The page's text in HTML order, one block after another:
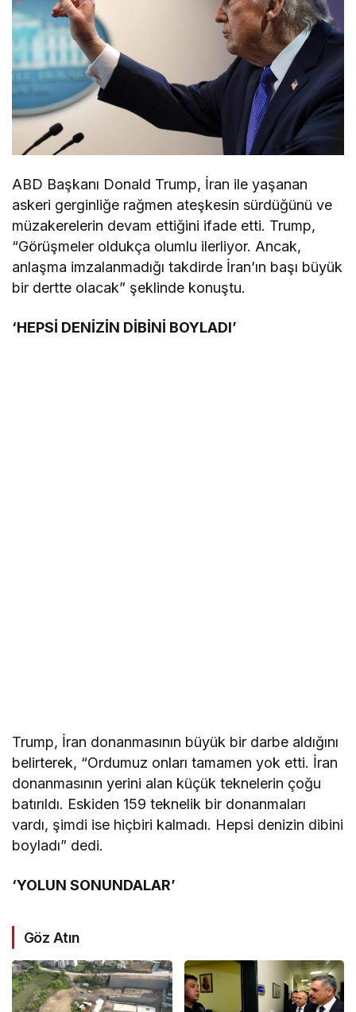
ABD Başkanı Donald Trump, İran ile yaşanan
askeri gerginliğe rağmen ateşkesin sürdüğünü ve
müzakerelerin devam ettiğini ifade etti. Trump,
“Görüşmeler oldukça olumlu ilerliyor. Ancak,
anlaşma imzalanmadığı takdirde İran’ın başı büyük
bir dertte olacak” şeklinde konuştu.
‘HEPSİ DENİZİN DİBİNİ BOYLADI’
Trump, İran donanmasının büyük bir darbe aldığını
belirterek, “Ordumuz onları tamamen yok etti. İran
donanmasının yerini alan küçük teknelerin çoğu
batırıldı. Eskiden 159 teknelik bir donanmaları
vardı, şimdi ise hiçbiri kalmadı. Hepsi denizin dibini
boyladı” dedi.
‘YOLUN SONUNDALAR’
Göz Atın